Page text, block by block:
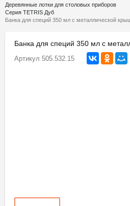
Деревянные лотки для столовых приборов
Серия TETRIS Дуб
Банка для специй 350 мл с металлической
Банка для специй 350 мл с
Артикул 505.532.15